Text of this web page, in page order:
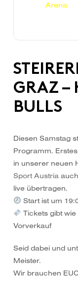
Arena
GRAZ –
BULLS
Diesen Samstag
Programm.
in unserer neuen
Sport Austria
live übertragen.
Start ist um
Tickets gibt
Vorverkauf
Seid dabei und
Meister.
Wir brauchen